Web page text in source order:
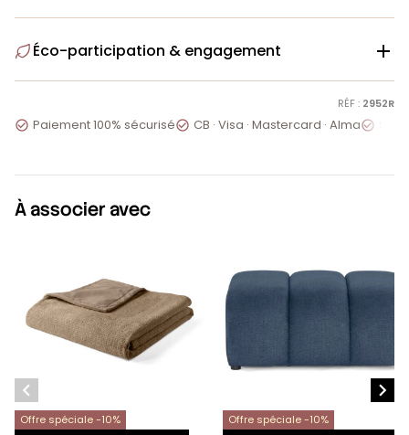
Éco-participation & engagement 
RÉF : 2952R
 Paiement 100% sécurisé CB · Visa · Mastercard · Alma
À associer avec
Offre spéciale -10%
Offre spéciale -10%
 